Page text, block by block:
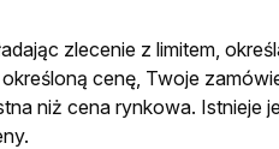
zlecenie z limitem,
cenę, Twoje
niż cena rynkowa. Istnieje